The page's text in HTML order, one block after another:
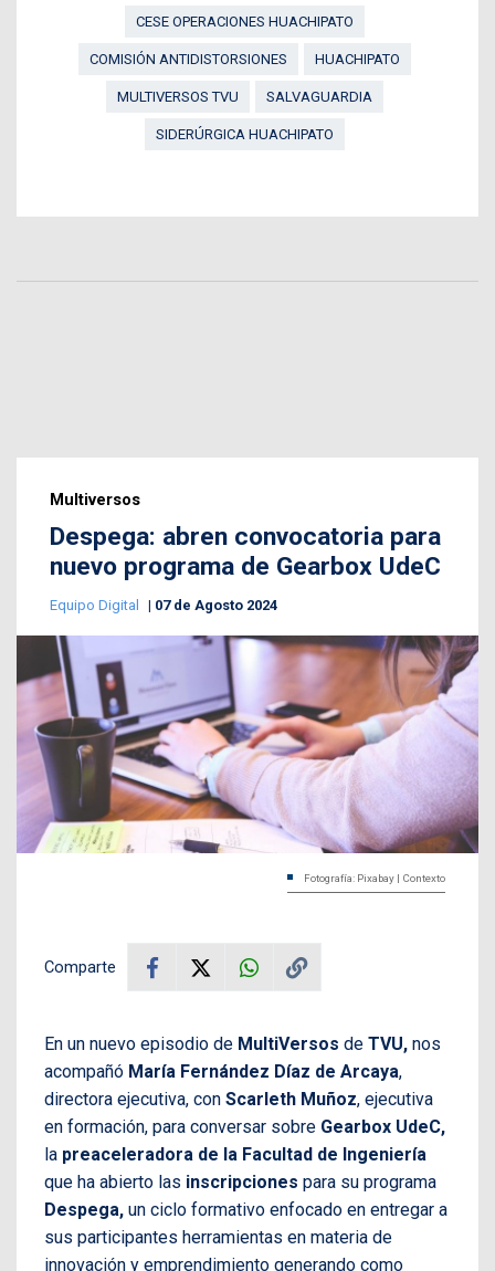
CESE OPERACIONES HUACHIPATO
COMISIÓN ANTIDISTORSIONES HUACHIPATO
MULTIVERSOS TVU SALVAGUARDIA
SIDERÚRGICA HUACHIPATO
Multiversos
Despega: abren convocatoria para
nuevo programa de Gearbox UdeC
Equipo Digital 07 de Agosto 2024
Fotografía: Pixabay | Contexto
Comparte
En un nuevo episodio de MultiVersos de TVU, nos
acompañó María Fernández Díaz de Arcaya,
directora ejecutiva, con Scarleth Muñoz, ejecutiva
en formación, para conversar sobre Gearbox UdeC,
la preaceleradora de la Facultad de Ingeniería
que ha abierto las inscripciones para su programa
Despega, un ciclo formativo enfocado en entregar a
sus participantes herramientas en materia de
innovación y emprendimiento generando como